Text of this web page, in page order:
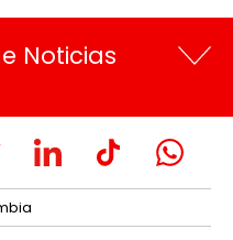
Noticias